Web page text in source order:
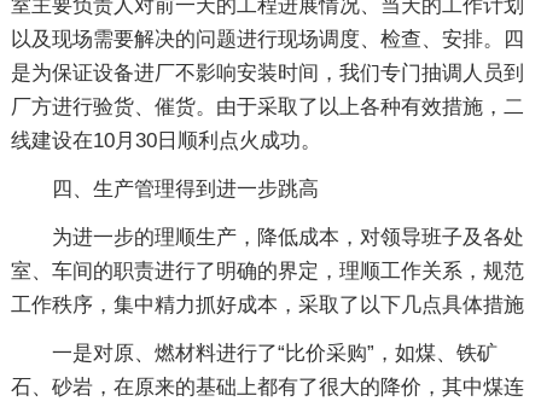
室主要负责人对前一天的工程进展情况、当天的工作计划
以及现场需要解决的问题进行现场调度、检查、安排。四
是为保证设备进厂不影响安装时间，我们专门抽调人员到
厂方进行验货、催货。由于采取了以上各种有效措施，二
线建设在10月30日顺利点火成功。
四、生产管理得到进一步跳高
为进一步的理顺生产，降低成本，对领导班子及各处
室、车间的职责进行了明确的界定，理顺工作关系，规范
工作秩序，集中精力抓好成本，采取了以下几点具体措施
一是对原、燃材料进行了“比价采购”，如煤、铁矿
石、砂岩，在原来的基础上都有了很大的降价，其中煤连